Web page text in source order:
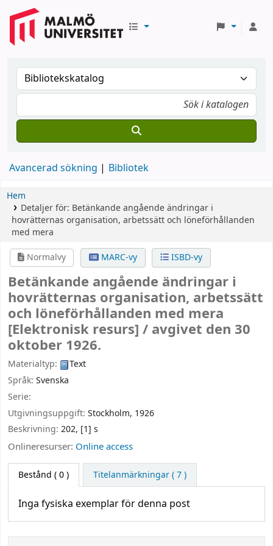
Avancerad sökning Bibliotek
Hem
Detaljer för: Betänkande angående ändringar i
hovrätternas organisation, arbetssätt och löneförhållanden
med mera
Normalvy
MARC-vy ISBD-vy
Betänkande angående ändringar i
hovrätternas organisation, arbetssätt
och löneförhållanden med mera
[Elektronisk resurs] / avgivet den 30
oktober 1926.
Materialtyp:
Text
Språk: Svenska
Serie:
Utgivningsuppgift: Stockholm, 1926
Beskrivning: 202, [1] s
Onlineresurser: Online access
Bestånd ( 0 ) Titelanmärkningar ( 7 )
Inga fysiska exemplar för denna post